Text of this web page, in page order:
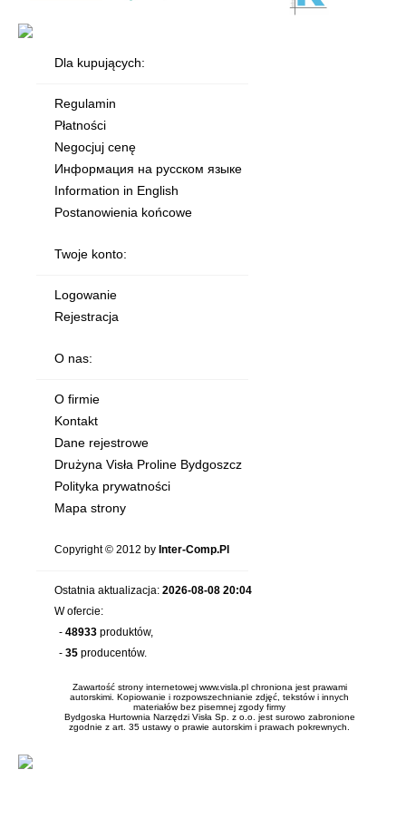
Dla kupujących:
Regulamin
Płatności
Negocjuj cenę
Информация на русском языке
Information in English
Postanowienia końcowe
Twoje konto:
Logowanie
Rejestracja
O nas:
O firmie
Kontakt
Dane rejestrowe
Drużyna Visła Proline Bydgoszcz
Polityka prywatności
Mapa strony
Copyright © 2012 by Inter-Comp.Pl
Ostatnia aktualizacja: 2026-08-08 20:04
W ofercie:
- 48933 produktów,
- 35 producentów.
Zawartość strony internetowej www.visla.pl chroniona jest prawami
autorskimi. Kopiowanie i rozpowszechnianie zdjęć, tekstów i innych
materiałów bez pisemnej zgody firmy
Bydgoska Hurtownia Narzędzi Visła Sp. z o.o. jest surowo zabronione
zgodnie z art. 35 ustawy o prawie autorskim i prawach pokrewnych.